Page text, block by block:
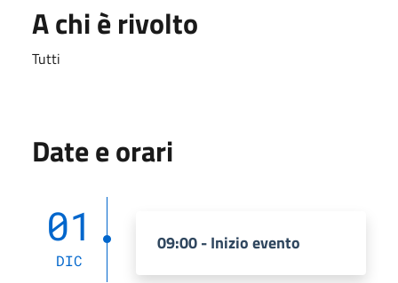
A chi è rivolto
Tutti
Date e orari
01
DIC
09:00 - Inizio evento